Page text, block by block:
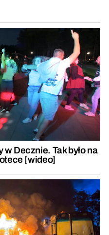
Decznie. Tak było na
[wideo]